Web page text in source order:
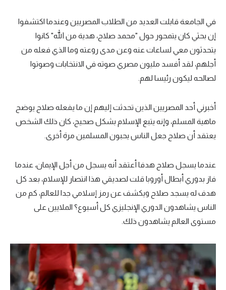
في الجامعة قابلت العديد من الطلاب المصريين وعندما اكتشفوا
إن بحثي كان يتمحور حول "محمد صلاح، هدية من الله" كانوا
يتحدثون معي لساعات عنه وعن مدى روعته وما الذي فعله من
أجلهم، لقد أفسد مليون مصري صوته في الانتخابات وصوتوا
لصالحه ليكون رئيسا لهم.
أخبرني أحد المصريين الذين تحدثت إليهم إن ما يفعله صلاح يوضح
ماهية المسلم، وإنه يتبع الإسلام بشكل صحيح، كان ذلك الشخص
يعتقد أن صلاح جعل الناس يحبون المسلمين مرة أخرى.
عندما يسجل صلاح هدفا أعتقد أنه يسجل من أجل الإيمان، عندما
فاز بدوري أبطال أوروبا قلت لصديقي هذا انتصار للإسلام، بعد كل
هدف له يسجد صلاح ويكشف عن رمز إسلامي جدا للعالم، كم من
الناس يشاهدون الدوري الإنجليزي كل أسبوع؟ الملايين على
مستوى العالم يشاهدون ذلك.